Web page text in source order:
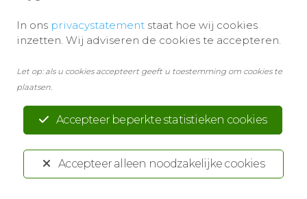
Accepteer alleen noodzakelijke cookies
Accepteer beperkte statistieken cookies
In ons privacystatement staat hoe wij cookies
inzetten. Wij adviseren de cookies te accepteren.
Let op: als u cookies accepteert geeft u toestemming om cookies te
plaatsen.